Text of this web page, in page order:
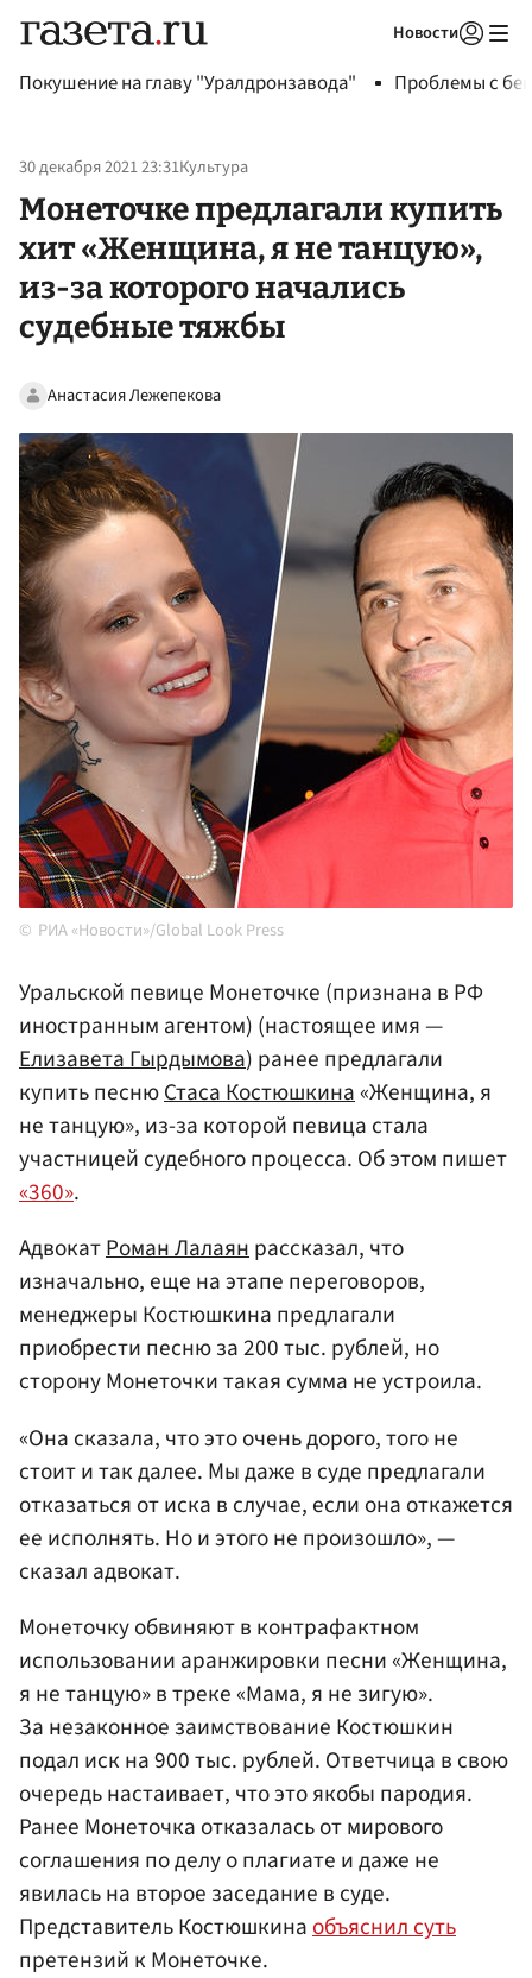
Новости
Покушение на главу "Уралдронзавода" Проблемы с
30 декабря 2021 23:31Культура
Монеточке предлагали купить
хит «Женщина, я не танцую»,
из-за которого начались
судебные тяжбы
Анастасия Лежепекова
РИА «Новости»/Global Look Press
Уральской певице Монеточке (признана в РФ
иностранным агентом) (настоящее имя —
Елизавета Гырдымова) ранее предлагали
купить песнюСтаса Костюшкина«Женщина, я
не танцую», из-за которой певица стала
участницей судебного процесса. Об этом пишет
«360».
АдвокатРоман Лалаянрассказал, что
изначально, еще на этапе переговоров,
менеджеры Костюшкина предлагали
приобрести песню за 200 тыс. рублей, но
сторону Монеточки такая сумма не устроила.
«Она сказала, что это очень дорого, того не
стоит и так далее. Мы даже в суде предлагали
отказаться от иска в случае, если она откажется
ее исполнять. Но и этого не произошло», —
сказал адвокат.
Монеточку обвиняют в контрафактном
использовании аранжировки песни «Женщина,
я не танцую» в треке «Мама, я не зигую».
За незаконное заимствование Костюшкин
подал иск на 900 тыс. рублей. Ответчица в свою
очередь настаивает, что это якобы пародия.
Ранее Монеточка отказалась от мирового
соглашения по делу о плагиате и даже не
явилась на второе заседание в суде.
Представитель Костюшкинаобъяснил суть
претензий к Монеточке.